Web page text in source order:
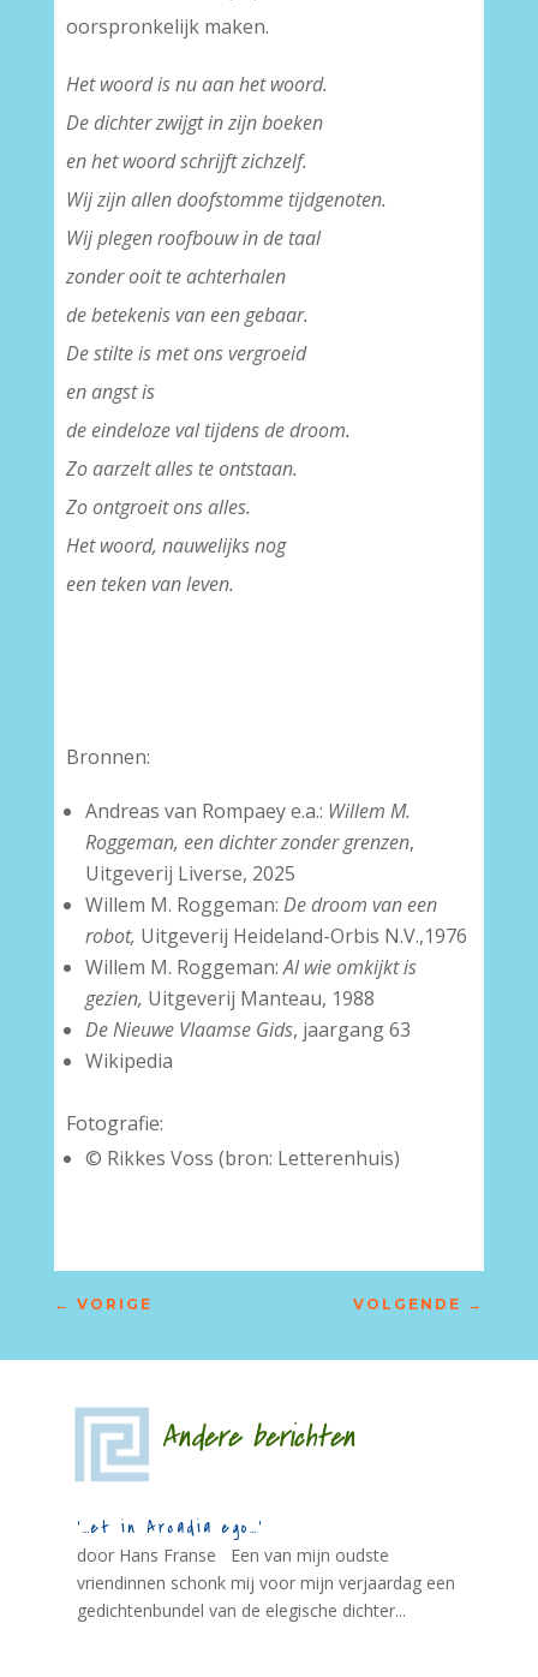
oorspronkelijk maken.
Het woord is nu aan het woord.
De dichter zwijgt in zijn boeken
en het woord schrijft zichzelf.
Wij zijn allen doofstomme tijdgenoten.
Wij plegen roofbouw in de taal
zonder ooit te achterhalen
de betekenis van een gebaar.
De stilte is met ons vergroeid
en angst is
de eindeloze val tijdens de droom.
Zo aarzelt alles te ontstaan.
Zo ontgroeit ons alles.
Het woord, nauwelijks nog
een teken van leven.
Bronnen:
Andreas van Rompaey e.a.: Willem M.
Roggeman, een dichter zonder grenzen,
Uitgeverij Liverse, 2025
Willem M. Roggeman: De droom van een
robot, Uitgeverij Heideland-Orbis N.V.,1976
Willem M. Roggeman:Al wie omkijkt is
gezien, Uitgeverij Manteau, 1988
De Nieuwe Vlaamse Gids, jaargang 63
Wikipedia
Fotografie:
© Rikkes Voss (bron: Letterenhuis)
← VORIGE VOLGENDE →
Andere berichten
‘…et in Arcadia ego…’
door Hans Franse Een van mijn oudste
vriendinnen schonk mij voor mijn verjaardag een
gedichtenbundel van de elegische dichter...